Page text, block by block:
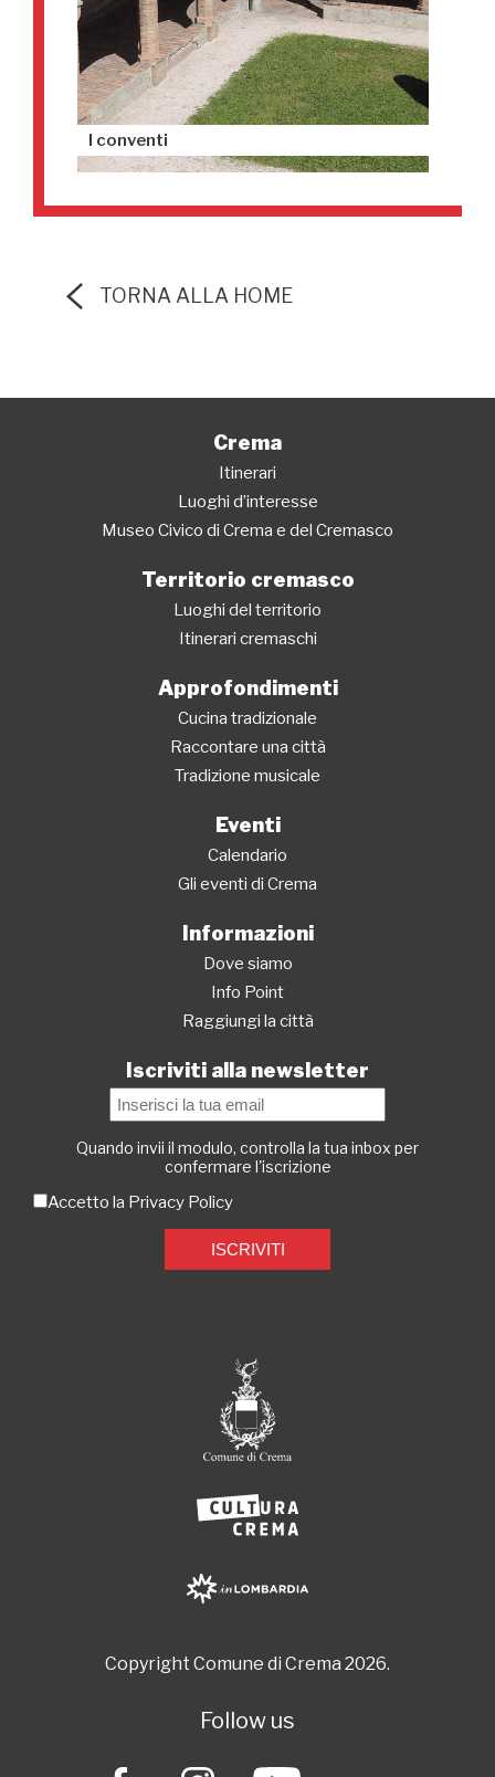
I conventi
TORNA ALLA HOME
Crema
Itinerari
Luoghi d’interesse
Museo Civico di Crema e del Cremasco
Territorio cremasco
Luoghi del territorio
Itinerari cremaschi
Approfondimenti
Cucina tradizionale
Raccontare una città
Tradizione musicale
Eventi
Calendario
Gli eventi di Crema
Informazioni
Dove siamo
Info Point
Raggiungi la città
Iscriviti alla newsletter
Quando invii il modulo, controlla la tua inbox per
confermare l'iscrizione
Accetto la Privacy Policy
ISCRIVITI
Copyright Comune di Crema 2026.
Follow us